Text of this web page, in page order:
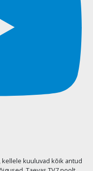
kellele kuuluvad kõik antud